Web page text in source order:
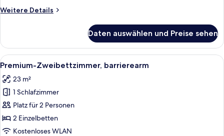
Weitere Details
Weitere
Doppelzimmer,
barrierearm
Daten auswählen und Preise sehen
Alle
Fotos
für
Premium-
Zweibettzimmer,
barrierearm
anzeigen
Ein Badezimmer mit weißen
5
Premium-Zweibettzimmer, barrierearm
23 m²
1 Schlafzimmer
Platz für 2 Personen
2 Einzelbetten
Kostenloses WLAN